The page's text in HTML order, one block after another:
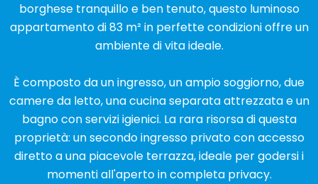
borghese tranquillo e ben tenuto, questo luminoso
appartamento di 83 m² in perfette condizioni offre un
ambiente di vita ideale.
È composto da un ingresso, un ampio soggiorno, due
camere da letto, una cucina separata attrezzata e un
bagno con servizi igienici. La rara risorsa di questa
proprietà: un secondo ingresso privato con accesso
diretto a una piacevole terrazza, ideale per godersi i
momenti all'aperto in completa privacy.